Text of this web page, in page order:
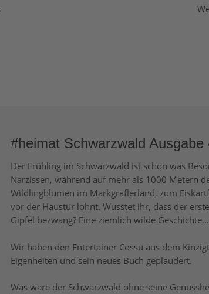
#heimat Schwarzwald Ausgabe
Der Frühling im Schwarzwald ist schon was
Narzissen, während auf mehr als 1000 Metern
Wildlingblumen im Markgräflerland, zum
vor der Haustür lohnt. Wusstet ihr, dass der
Gipfel bezwang? Eine ziemlich wilde Geschichte…
Wir haben den Entertainer Cossu aus dem
Eigenheiten und sein neues Buch geplaudert.
Was wäre der Schwarzwald ohne seine